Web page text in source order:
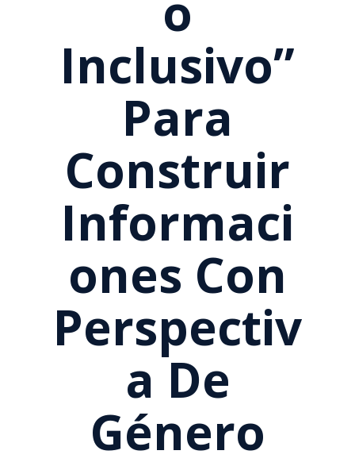
O
Inclusivo”
Para
Construir
Informaci
Ones Con
Perspectiv
A De
Género